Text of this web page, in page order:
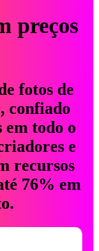
preços
fotos de
confiado
em todo o
e
recursos
76% em